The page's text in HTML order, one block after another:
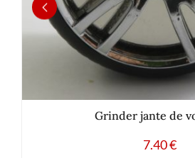
Grinder jante de
7.40€